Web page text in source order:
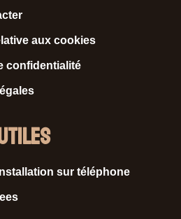
aux cookies
confidentialité
sur téléphone